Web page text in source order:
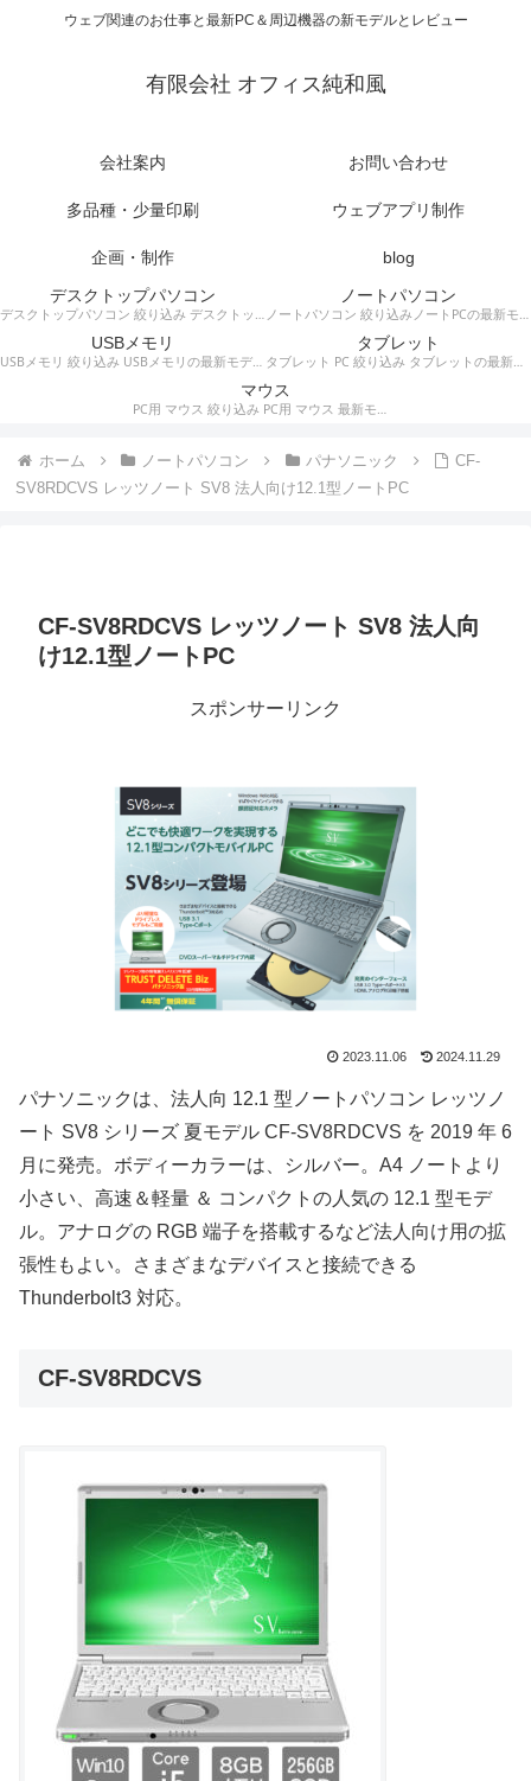
ウェブ関連のお仕事と最新PC＆周辺機器の新モデルとレビュー
有限会社 オフィス純和風
会社案内 お問い合わせ
多品種・少量印刷 ウェブアプリ制作
企画・制作
blog
デスクトップパソコン
デスクトップパソコン 絞り込み デスクトップPCの最新モデルやスペック・仕様に関する情報。
ノートパソコン
ノートパソコン 絞り込みノートPCの最新モデルやスペック・仕様に関する情報。
USBメモリ
USBメモリ 絞り込み USBメモリの最新モデルやスペック・仕様に関する情報。
タブレット
タブレット PC 絞り込み タブレットの最新モデルやスペック・仕様に関する情報。
マウス
PC用 マウス 絞り込み PC用 マウス 最新モデルやスペック・仕様に関する情報。ワイヤレスマウス、有線マウス、接続タイプなど。
ホーム ノートパソコン パナソニック
CF-
SV8RDCVS レッツノート SV8 法人向け12.1型ノートPC
CF-SV8RDCVS レッツノート SV8 法人向
け12.1型ノートPC
スポンサーリンク
2023.11.06 2024.11.29
パナソニックは、法人向 12.1 型ノートパソコン レッツノ
ート SV8 シリーズ 夏モデル CF-SV8RDCVS を 2019 年 6
月に発売。ボディーカラーは、シルバー。A4 ノートより
小さい、高速＆軽量 ＆ コンパクトの人気の 12.1 型モデ
ル。アナログの RGB 端子を搭載するなど法人向け用の拡
張性もよい。さまざまなデバイスと接続できる
Thunderbolt3 対応。
CF-SV8RDCVS